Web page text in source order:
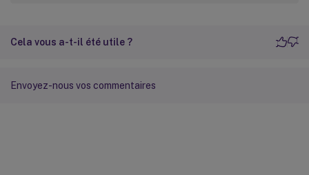
Cela vous a-t-il été utile ?
Envoyez-nous vos commentaires